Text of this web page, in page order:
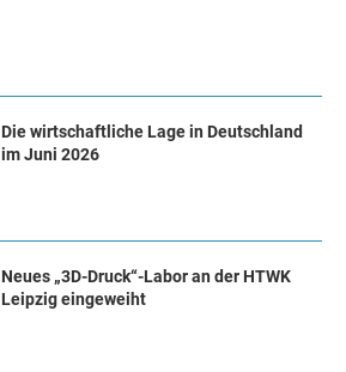
Die wirtschaftliche Lage in Deutschland
im Juni 2026
Neues „3D-Druck“-Labor an der HTWK
Leipzig eingeweiht